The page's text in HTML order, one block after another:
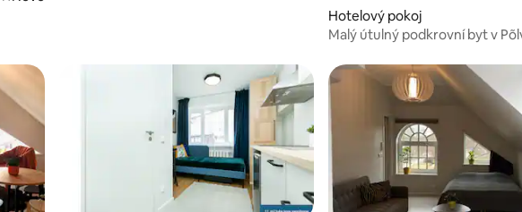
Hotelový pokoj
Malý útulný podkrovní byt v